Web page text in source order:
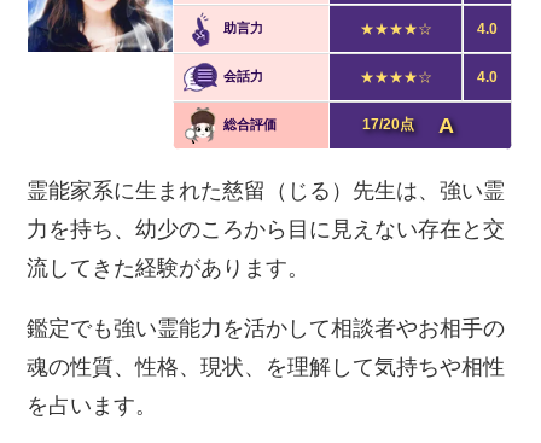
助言力 ★★★★☆ 4.0
会話力 ★★★★☆ 4.0
総合評価 17/20点 A
霊能家系に生まれた慈留（じる）先生は、強い霊
力を持ち、幼少のころから目に見えない存在と交
流してきた経験があります。
鑑定でも強い霊能力を活かして相談者やお相手の
魂の性質、性格、現状、を理解して気持ちや相性
を占います。